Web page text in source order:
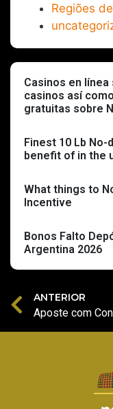
Regiões
Casinos en
casinos así­
gratuitas sobre
Finest 10 Lb
benefit of in the
What things to
Incentive
Bonos Falto
Argentina 2026
ANTERIOR